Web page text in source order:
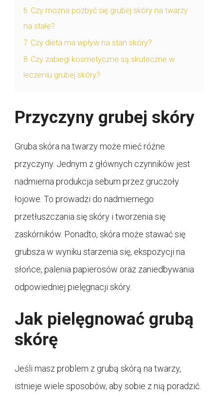
6 Czy można pozbyć się grubej skóry na twarzy
na stałe?
7 Czy dieta ma wpływ na stan skóry?
8 Czy zabiegi kosmetyczne są skuteczne w
leczeniu grubej skóry?
Przyczyny grubej skóry
Gruba skóra na twarzy może mieć różne
przyczyny. Jednym z głównych czynników jest
nadmierna produkcja sebum przez gruczoły
łojowe. To prowadzi do nadmiernego
przetłuszczania się skóry i tworzenia się
zaskórników. Ponadto, skóra może stawać się
grubsza w wyniku starzenia się, ekspozycji na
słońce, palenia papierosów oraz zaniedbywania
odpowiedniej pielęgnacji skóry.
Jak pielęgnować grubą
skórę
Jeśli masz problem z grubą skórą na twarzy,
istnieje wiele sposobów, aby sobie z nią poradzić.